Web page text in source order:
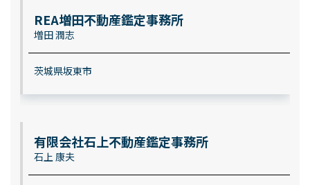
REA増田不動産鑑定事務所
増田 潤志
茨城県坂東市
有限会社石上不動産鑑定事務所
石上 康夫